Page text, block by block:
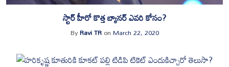
స్టార్ హీరో కొత్త బ్యాన‌ర్ ఎవ‌రి కోసం?
ByRavi TRonMarch 22, 2020